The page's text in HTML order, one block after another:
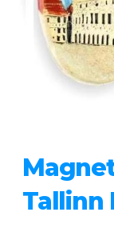
Tallinn